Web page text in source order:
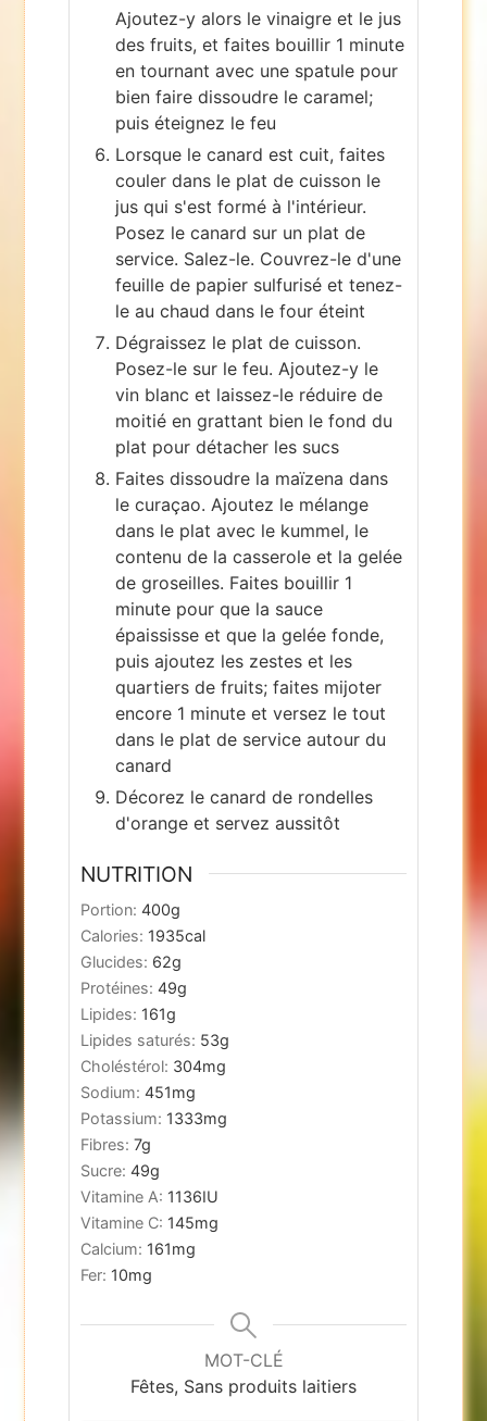
Ajoutez-y alors le vinaigre et le jus
des fruits, et faites bouillir 1 minute
en tournant avec une spatule pour
bien faire dissoudre le caramel;
puis éteignez le feu
Lorsque le canard est cuit, faites
couler dans le plat de cuisson le
jus qui s'est formé à l'intérieur.
Posez le canard sur un plat de
service. Salez-le. Couvrez-le d'une
feuille de papier sulfurisé et tenez-
le au chaud dans le four éteint
Dégraissez le plat de cuisson.
Posez-le sur le feu. Ajoutez-y le
vin blanc et laissez-le réduire de
moitié en grattant bien le fond du
plat pour détacher les sucs
Faites dissoudre la maïzena dans
le curaçao. Ajoutez le mélange
dans le plat avec le kummel, le
contenu de la casserole et la gelée
de groseilles. Faites bouillir 1
minute pour que la sauce
épaississe et que la gelée fonde,
puis ajoutez les zestes et les
quartiers de fruits; faites mijoter
encore 1 minute et versez le tout
dans le plat de service autour du
canard
Décorez le canard de rondelles
d'orange et servez aussitôt
NUTRITION
Portion:400g
Calories: 1935cal
Glucides: 62g
Protéines:49g
Lipides: 161g
Lipides saturés: 53g
Choléstérol: 304mg
Sodium:451mg
Potassium: 1333mg
Fibres:7g
Sucre:49g
Vitamine A: 1136IU
Vitamine C: 145mg
Calcium: 161mg
Fer: 10mg
MOT-CLÉ
Fêtes, Sans produits laitiers